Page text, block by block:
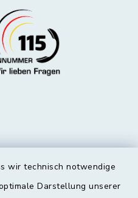
wir technisch notwendige
Darstellung unserer